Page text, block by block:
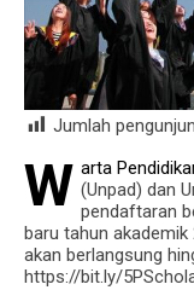
Jumlah
W arta
(Unpad) dan
pendaftaran
baru tahun
akan berlangsung
https://bit.ly/